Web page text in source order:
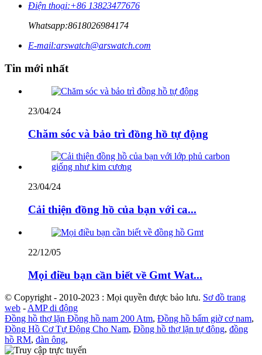
Điện thoại:+86 13823477676
Whatsapp:8618026984174
E-mail:arswatch@arswatch.com
Tin mới nhất
23/04/24
Chăm sóc và bảo trì đồng hồ tự động
23/04/24
Cải thiện đồng hồ của bạn với ca...
22/12/05
Mọi điều bạn cần biết về Gmt Wat...
© Copyright - 2010-2023 : Mọi quyền được bảo lưu. Sơ đồ trang
web - AMP di động
Đồng hồ thợ lặn Đồng hồ nam 200 Atm, Đồng hồ bấm giờ cơ nam,
Đồng Hồ Cơ Tự Động Cho Nam, Đồng hồ thợ lặn tự động, đồng
hồ RM, đàn ông,